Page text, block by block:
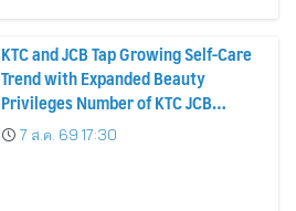
KTC and JCB Tap Growing Self-Care
Trend with Expanded Beauty
Privileges Number of KTC JCB
Cardmembers Spending on
Cosmetics Rises 26%
7 ส.ค. 69 17:30